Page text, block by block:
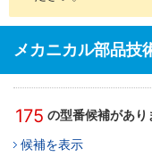
メカニカル部品技
175 の型番候補があり
候補を表示